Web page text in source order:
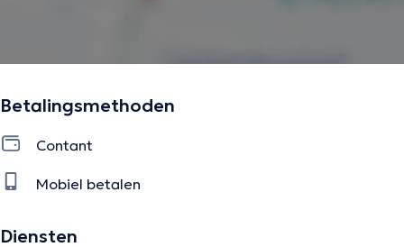
Betalingsmethoden
Contant
Mobiel betalen
Diensten